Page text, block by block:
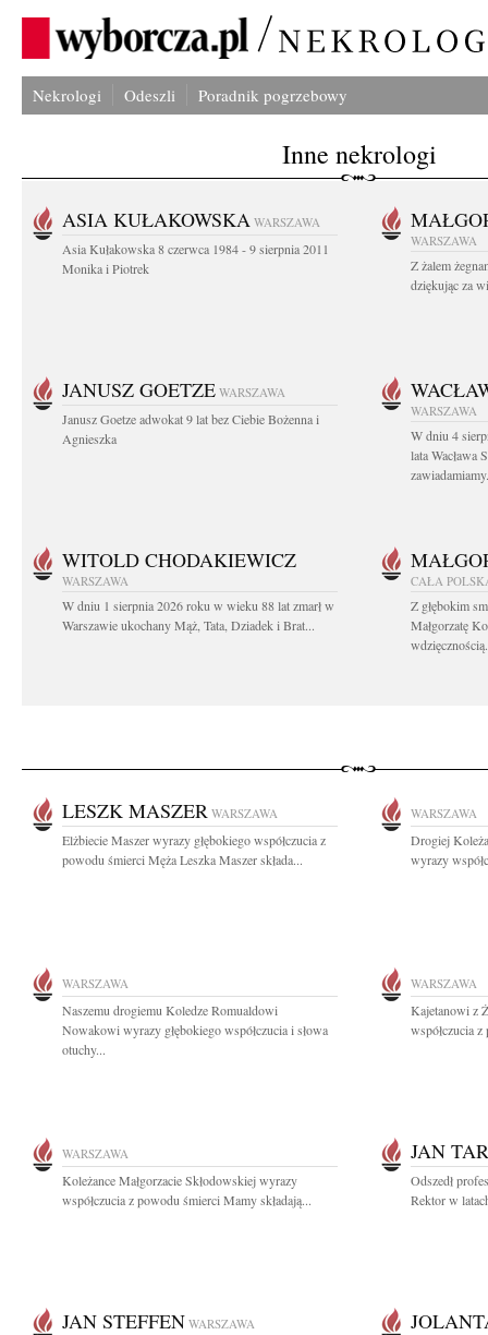
Nekrologi Odeszli Poradnik pogrzebowy
Inne nekrologi
ASIA KUŁAKOWSKA WARSZAWA
Asia Kułakowska 8 czerwca 1984 - 9 sierpnia 2011
Monika i Piotrek
WARSZAWA
Z żalem
dziękując za
JANUSZ GOETZE WARSZAWA
Janusz Goetze adwokat 9 lat bez Ciebie Bożenna i
Agnieszka
WARSZAWA
W dniu 4
lata Wacława
WITOLD CHODAKIEWICZ
WARSZAWA
W dniu 1 sierpnia 2026 roku w wieku 88 lat zmarł w
Warszawie ukochany Mąż, Tata, Dziadek i Brat...
CAŁA
Z głębokim
Małgorzatę
LESZK MASZER WARSZAWA
Elżbiecie Maszer wyrazy głębokiego współczucia z
powodu śmierci Męża Leszka Maszer składa...
WARSZAWA
Drogiej
wyrazy
WARSZAWA
Naszemu drogiemu Koledze Romualdowi
Nowakowi wyrazy głębokiego współczucia i słowa
otuchy...
WARSZAWA
Kajetanowi z
współczucia
WARSZAWA
Koleżance Małgorzacie Skłodowskiej wyrazy
współczucia z powodu śmierci Mamy składają...
JAN
Odszedł
Rektor w
JAN STEFFEN WARSZAWA